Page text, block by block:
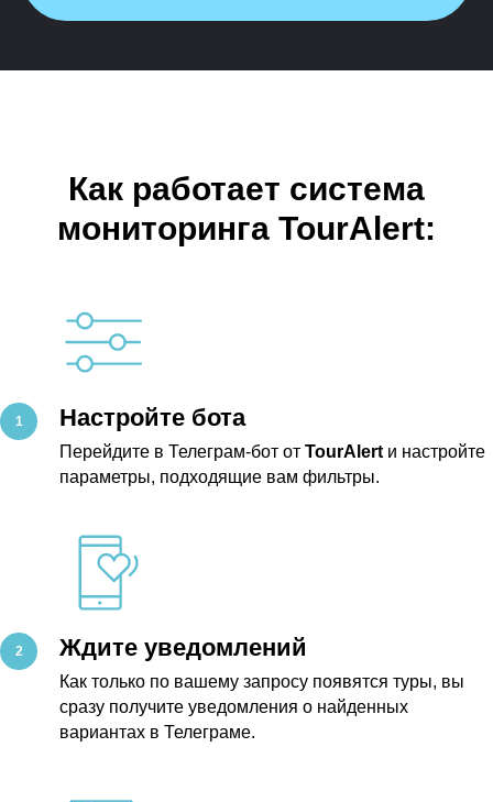
Как работает система
мониторинга TourAlert:
Настройте бота
Перейдите в Телеграм-бот от TourAlert и настройте
параметры, подходящие вам фильтры.
Ждите уведомлений
Как только по вашему запросу появятся туры, вы
сразу получите уведомления о найденных
вариантах в Телеграме.